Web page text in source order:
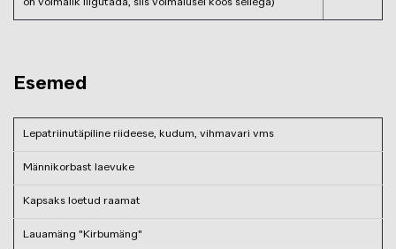
on võimalik liigutada, siis võimalusel koos sellega)
Esemed
Lepatriinutäpiline riideese, kudum, vihmavari vms
Männikorbast laevuke
Kapsaks loetud raamat
Lauamäng "Kirbumäng"